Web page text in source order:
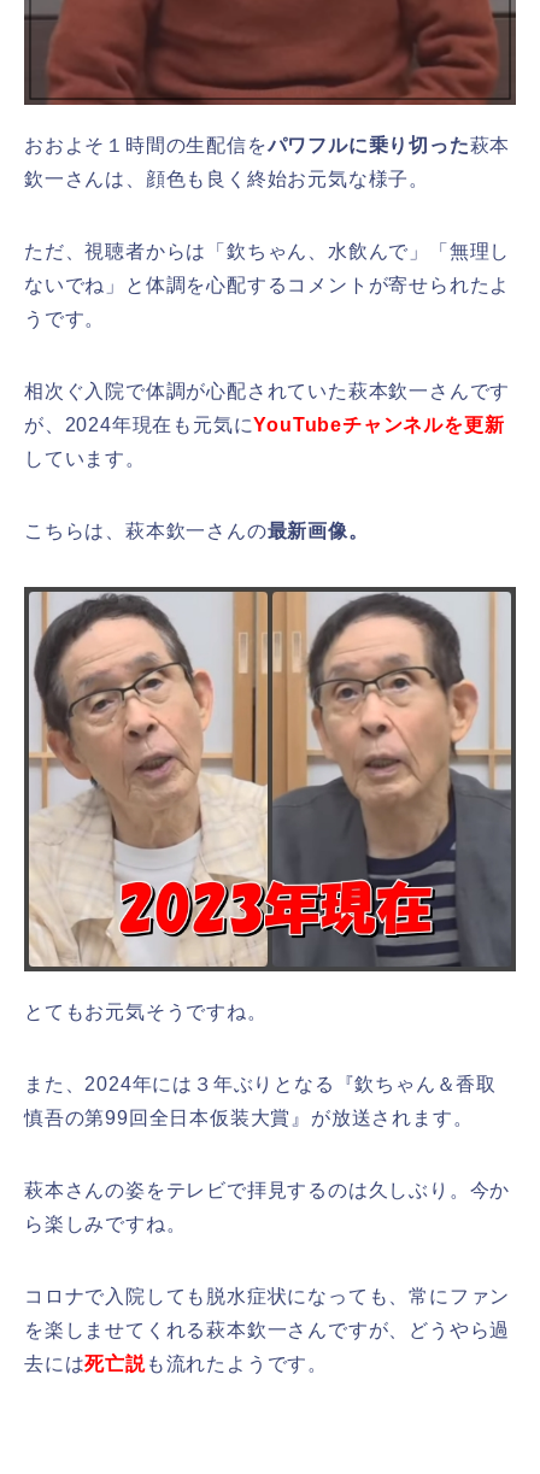
おおよそ１時間の生配信をパワフルに乗り切った萩本
欽一さんは、顔色も良く終始お元気な様子。
ただ、視聴者からは「欽ちゃん、水飲んで」「無理し
ないでね」と体調を心配するコメントが寄せられたよ
うです。
相次ぐ入院で体調が心配されていた萩本欽一さんです
が、2024年現在も元気にYouTubeチャンネルを更新
しています。
こちらは、萩本欽一さんの最新画像。
とてもお元気そうですね。
また、2024年には３年ぶりとなる『欽ちゃん＆香取
慎吾の第99回全日本仮装大賞』が放送されます。
萩本さんの姿をテレビで拝見するのは久しぶり。今か
ら楽しみですね。
コロナで入院しても脱水症状になっても、常にファン
を楽しませてくれる萩本欽一さんですが、どうやら過
去には死亡説も流れたようです。